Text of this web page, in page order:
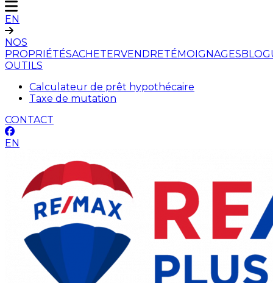
EN
NOS
PROPRIÉTÉSACHETERVENDRETÉMOIGNAGES
OUTILS
Calculateur de prêt hypothécaire
Taxe de mutation
CONTACT
EN